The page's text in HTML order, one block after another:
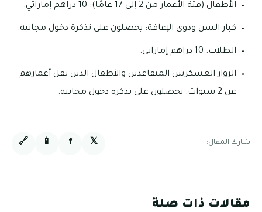
الأطفال (فئة الأعمار من 2 إلى 17 عامًا): 10 دراهم إماراتي.
كبار السن وذوي الإعاقة: يحصلون على تذكرة دخول مجانية.
الطلاب: 10 دراهم إماراتي.
الزوار العسكريين المتقاعدين والأطفال الذين تقل أعمارهم
عن 2 سنوات: يحصلون على تذكرة دخول مجانية.
شارك المقال: 𝕏
f
📱
🔗
مقالات ذات صلة